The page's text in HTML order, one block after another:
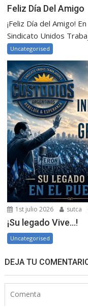
Feliz Día Del Amigo
¡Feliz Día del Amigo!
Sindicato Unidos
Uncategorised
1st julio 2026 sutca
¡Su legado Vive…!
Uncategorised
DEJA TU